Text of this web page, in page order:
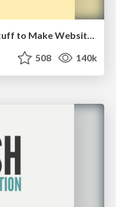
Let's Do A Bunch of Simple Stuff to Make Websites Faster
508 140k